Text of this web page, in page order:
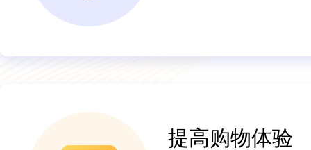
提高购物体验